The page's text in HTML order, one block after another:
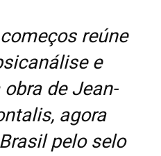
reúne
e
de Jean-
agora
pelo selo